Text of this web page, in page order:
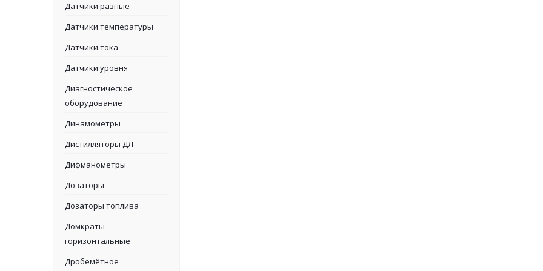
Датчики разные
Датчики температуры
Датчики тока
Датчики уровня
Диагностическое
оборудование
Динамометры
Дистилляторы ДЛ
Дифманометры
Дозаторы
Дозаторы топлива
Домкраты
горизонтальные
Дробемётное